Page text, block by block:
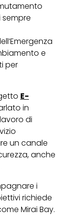
sempre
e
per
E-
in
di
un canale
anche
i
richiede
Mirai Bay.